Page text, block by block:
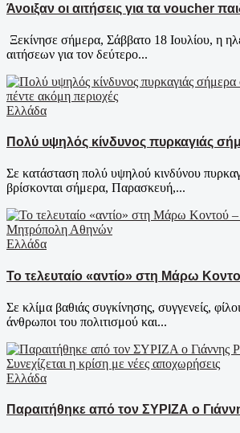
Άνοιξαν οι αιτήσεις για τα voucher
Ξεκίνησε σήμερα, Σάββατο 18 Ιουλίου, η
αιτήσεων για τον δεύτερο...
Ελλάδα
Πολύ υψηλός κίνδυνος πυρκαγιάς
Σε κατάσταση πολύ υψηλού κινδύνου
βρίσκονται σήμερα, Παρασκευή,...
Ελλάδα
Το τελευταίο «αντίο» στη Μάρω
Σε κλίμα βαθιάς συγκίνησης, συγγενείς,
άνθρωποι του πολιτισμού και...
Ελλάδα
Παραιτήθηκε από τον ΣΥΡΙΖΑ ο